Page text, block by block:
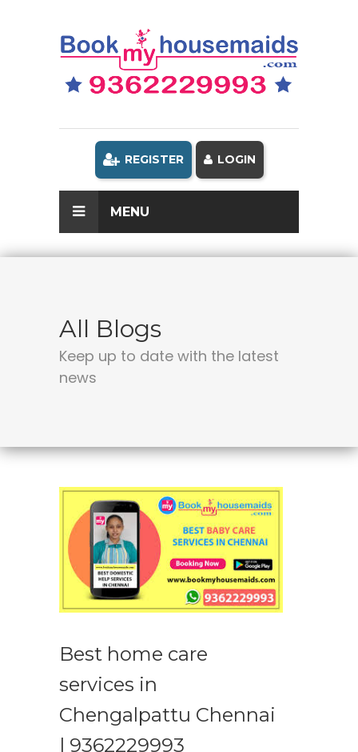
REGISTER LOGIN
MENU
All Blogs
Keep up to date with the latest
news
Best home care
services in
Chengalpattu Chennai
| 9362229993